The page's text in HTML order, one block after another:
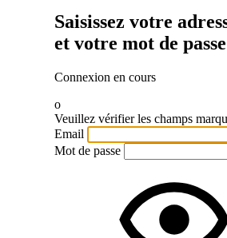
Saisissez votre
et votre mot de passe
Connexion en cours
o
Veuillez vérifier les champs
Email
Mot de passe